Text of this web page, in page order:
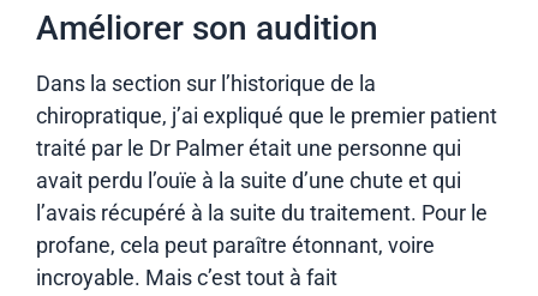
Améliorer son audition
Dans la section sur l’historique de la
chiropratique, j’ai expliqué que le premier patient
traité par le Dr Palmer était une personne qui
avait perdu l’ouïe à la suite d’une chute et qui
l’avais récupéré à la suite du traitement. Pour le
profane, cela peut paraître étonnant, voire
incroyable. Mais c’est tout à fait